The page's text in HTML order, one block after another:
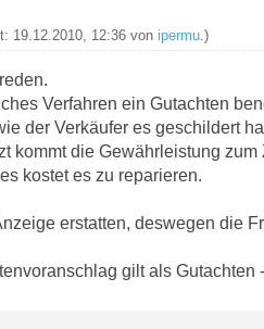
19.12.2010, 12:36 von ipermu.)
Verfahren ein Gutachten
der Verkäufer es geschildert
kommt die Gewährleistung
kostet es zu reparieren.
erstatten, deswegen die
gilt als Gutachten